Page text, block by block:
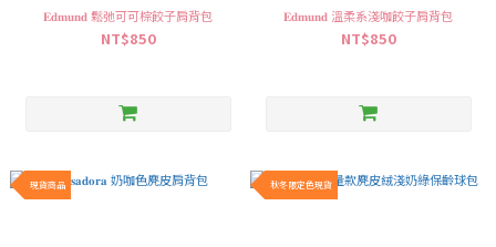
𝐄𝐝𝐦𝐮𝐧𝐝 鬆弛可可棕餃子肩背包
NT$850
𝐄𝐝𝐦𝐮𝐧𝐝 溫柔系淺咖餃子肩背包
NT$850
現貨商品 秋冬限定色現貨